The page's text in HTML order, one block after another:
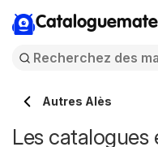
Cataloguemate
Autres Alès
Les catalogues